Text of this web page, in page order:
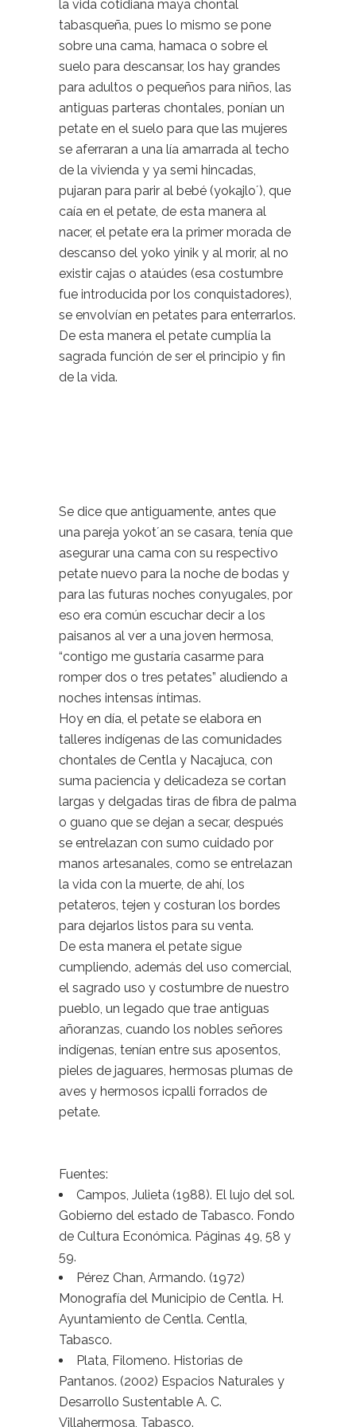
la vida cotidiana maya chontal
tabasqueña, pues lo mismo se pone
sobre una cama, hamaca o sobre el
suelo para descansar, los hay grandes
para adultos o pequeños para niños, las
antiguas parteras chontales, ponían un
petate en el suelo para que las mujeres
se aferraran a una lía amarrada al techo
de la vivienda y ya semi hincadas,
pujaran para parir al bebé (yokajlo´), que
caía en el petate, de esta manera al
nacer, el petate era la primer morada de
descanso del yoko yinik y al morir, al no
existir cajas o ataúdes (esa costumbre
fue introducida por los conquistadores),
se envolvían en petates para enterrarlos.
De esta manera el petate cumplía la
sagrada función de ser el principio y fin
de la vida.
Se dice que antiguamente, antes que
una pareja yokot´an se casara, tenía que
asegurar una cama con su respectivo
petate nuevo para la noche de bodas y
para las futuras noches conyugales, por
eso era común escuchar decir a los
paisanos al ver a una joven hermosa,
“contigo me gustaría casarme para
romper dos o tres petates” aludiendo a
noches intensas íntimas.
Hoy en día, el petate se elabora en
talleres indígenas de las comunidades
chontales de Centla y Nacajuca, con
suma paciencia y delicadeza se cortan
largas y delgadas tiras de fibra de palma
o guano que se dejan a secar, después
se entrelazan con sumo cuidado por
manos artesanales, como se entrelazan
la vida con la muerte, de ahí, los
petateros, tejen y costuran los bordes
para dejarlos listos para su venta.
De esta manera el petate sigue
cumpliendo, además del uso comercial,
el sagrado uso y costumbre de nuestro
pueblo, un legado que trae antiguas
añoranzas, cuando los nobles señores
indígenas, tenían entre sus aposentos,
pieles de jaguares, hermosas plumas de
aves y hermosos icpalli forrados de
petate.
Fuentes:
Campos, Julieta (1988). El lujo del sol.
Gobierno del estado de Tabasco. Fondo
de Cultura Económica. Páginas 49, 58 y
59.
Pérez Chan, Armando. (1972)
Monografía del Municipio de Centla. H.
Ayuntamiento de Centla. Centla,
Tabasco.
Plata, Filomeno. Historias de
Pantanos. (2002) Espacios Naturales y
Desarrollo Sustentable A. C.
Villahermosa, Tabasco.